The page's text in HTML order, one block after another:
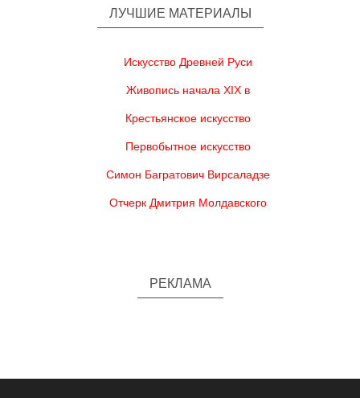
ЛУЧШИЕ МАТЕРИАЛЫ
Искусство Древней Руси
Живопись начала XIX в
Крестьянское искусство
Первобытное искусство
Симон Багратович Вирсаладзе
Отчерк Дмитрия Молдавского
РЕКЛАМА